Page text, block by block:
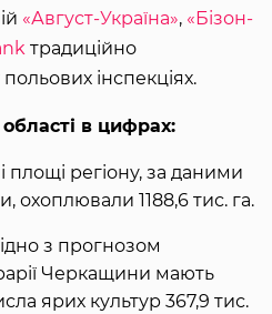
«Август-Україна», «Бізон-
традиційно
інспекціях.
в цифрах:
площі регіону, за даними
охоплювали 1188,6 тис. га.
з прогнозом
Черкащини мають
ярих культур 367,9 тис.